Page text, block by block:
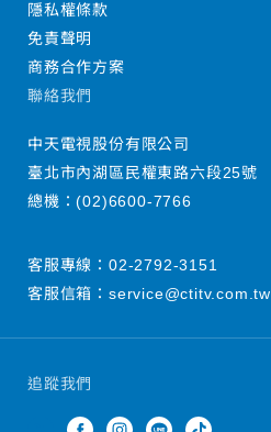
追蹤我們
隱私權條款
免責聲明
商務合作方案
聯絡我們
中天電視股份有限公司
臺北市內湖區民權東路六段25號
總機：(02)6600-7766
客服專線： 02-2792-3151
客服信箱： service@ctitv.com.tw